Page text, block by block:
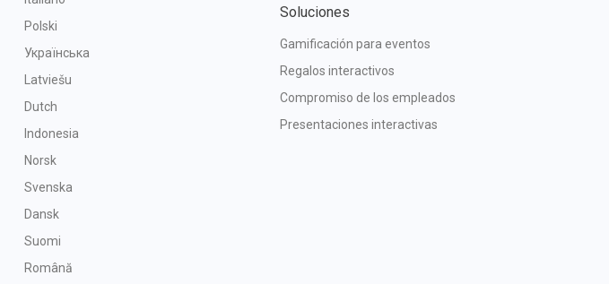
Polski
Українська
Latviešu
Dutch
Indonesia
Norsk
Svenska
Dansk
Suomi
Română
Soluciones
Gamificación para eventos
Regalos interactivos
Compromiso de los empleados
Presentaciones interactivas